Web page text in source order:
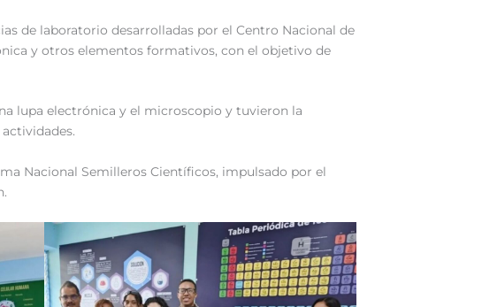
de laboratorio desarrolladas por el Centro Nacional de
y otros elementos formativos, con el objetivo de
lupa electrónica y el microscopio y tuvieron la
Nacional Semilleros Científicos, impulsado por el